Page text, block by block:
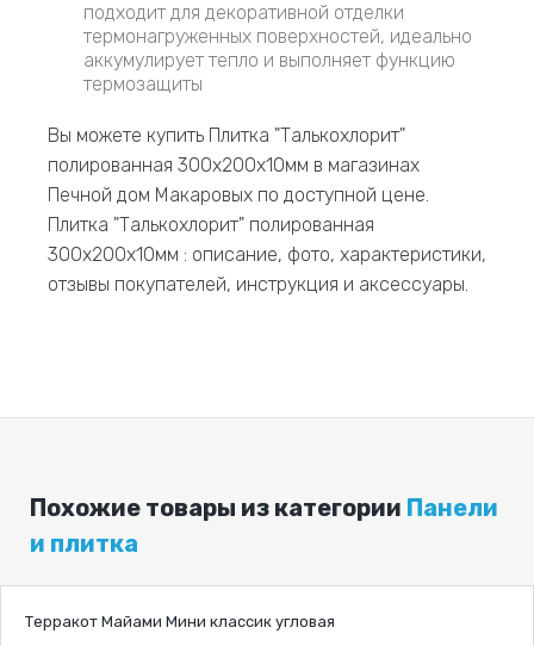
подходит для декоративной отделки
термонагруженных поверхностей, идеально
аккумулирует тепло и выполняет функцию
термозащиты
Вы можете купить Плитка "Талькохлорит"
полированная 300х200х10мм в магазинах
Печной дом Макаровых по доступной цене.
Плитка "Талькохлорит" полированная
300х200х10мм : описание, фото, характеристики,
отзывы покупателей, инструкция и аксессуары.
Похожие товары из категории Панели
и плитка
Терракот Майами Мини классик угловая